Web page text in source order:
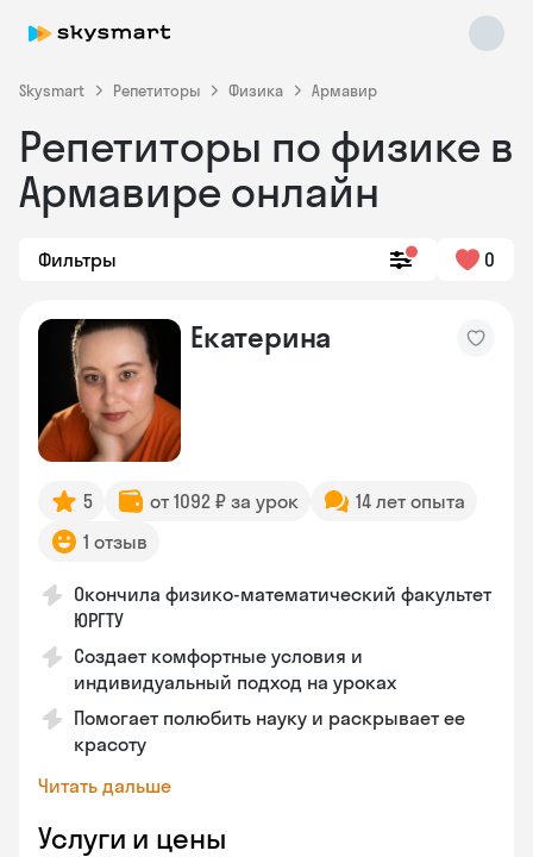
Skysmart Репетиторы Физика Армавир
Репетиторы по физике в
Армавире онлайн
Фильтры 0
Екатерина
5 от 1092 ₽ за урок
14 лет опыта
1 отзыв
Окончила физико-математический факультет
ЮРГТУ
Создает комфортные условия и
индивидуальный подход на уроках
Помогает полюбить науку и раскрывает ее
красоту
Читать дальше
Услуги и цены
online